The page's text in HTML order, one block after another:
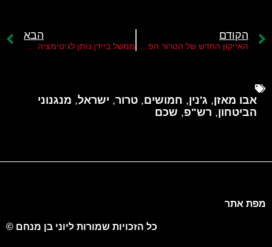
הקודם
האייקון החדש של הטרור הפלסטיני
הבא
ממשל ביידן נותן לגיטימציה ליורש המיועד חוסיין א-שיח'
אבו מאזן, ג'נין, חמושים, טרור, ישראל, מנגנוני
הביטחון, רש"פ, שכם
מפת אתר
כל הזכויות שמורות ליוני בן מנחם ©